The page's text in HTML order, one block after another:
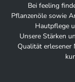
Bei feeling
Pflanzenöle sowie
Hautpflege
Unsere Stärken
Qualität erlesener